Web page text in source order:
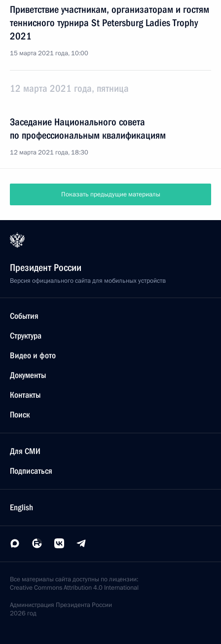
Приветствие участникам, организаторам и гостям
теннисного турнира St Petersburg Ladies Trophy
2021
15 марта 2021 года, 10:00
12 марта 2021 года, пятница
Заседание Национального совета
по профессиональным квалификациям
12 марта 2021 года, 18:30
Показать предыдущие материалы
Президент России
Версия официального сайта для мобильных устройств
События
Структура
Видео и фото
Документы
Контакты
Поиск
Для СМИ
Подписаться
English
Все материалы сайта доступны по лицензии:
Creative Commons Attribution 4.0 International
Администрация Президента России
2026 год